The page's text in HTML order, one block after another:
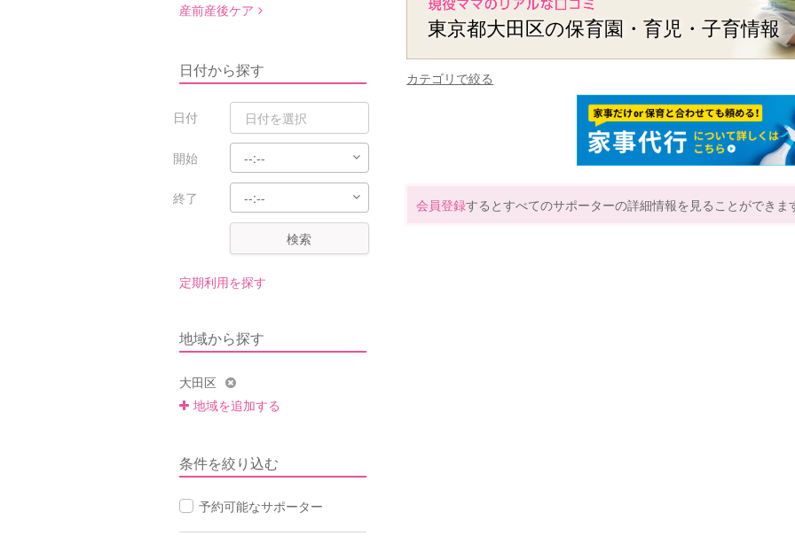
産前産後ケア
日付から探す
日付
開始
終了
検索
定期利用を探す
地域から探す
大田区
地域を追加する
条件を絞り込む
予約可能なサポーター
東京都大田区の保育園・育児・子育情報
カテゴリで絞る
会員登録するとすべてのサポーターの詳細情報を見ることができま